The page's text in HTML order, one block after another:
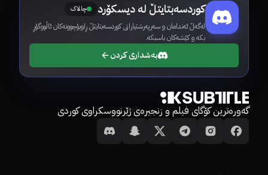
کوردسەبتایتڵ لە دیسکۆرد چالاک
لەگەڵ ئەندامان و سەرپەرشتیارانی کوردسەبتایتڵ ڕاوبۆچوونەکان ئاڵووگۆڕ
بکە و کێشەکان باسبکە.
بەشداری کردن
گەورەترین کۆگای فیلم و زنجیرەی ژێرنووسکراوی کوردی